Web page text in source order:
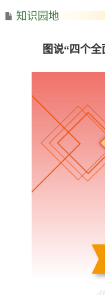
知识园地
图说“四个